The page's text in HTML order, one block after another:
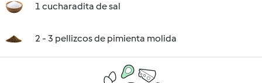
1 cucharadita de sal
2 - 3 pellizcos de pimienta molida